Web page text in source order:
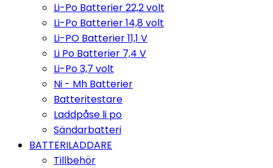
Li-Po Batterier 22,2 volt
Li-Po Batterier 14,8 volt
Li-PO Batterier 11,1 V
Li Po Batterier 7,4 V
Li-Po 3,7 volt
Ni - Mh Batterier
Batteritestare
Laddpåse li po
Sändarbatteri
BATTERILADDARE
Tillbehör